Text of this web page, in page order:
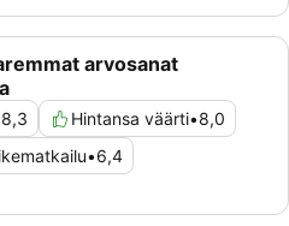
arvosanat
8,3 Hintansa väärti•8,0
•6,4